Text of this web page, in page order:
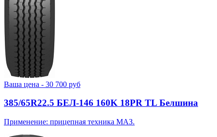
Ваша цена - 30 700 руб
385/65R22.5 БЕЛ-146 160K 18PR TL Белшина
Применение: прицепная техника МАЗ.